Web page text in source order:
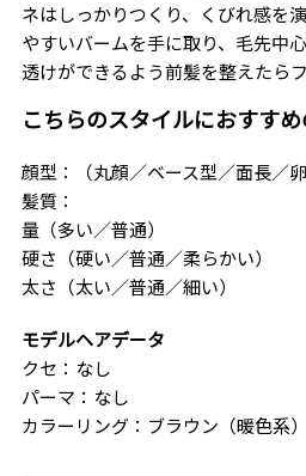
ネはしっかりつくり、くびれ感を
やすいバームを手に取り、毛先中
透けができるよう前髪を整えたら
こちらのスタイルにおすす
顔型：（丸顔／ベース型／面長／
髪質：
量（多い／普通）
硬さ（硬い／普通／柔らかい）
太さ（太い／普通／細い）
モデルヘアデータ
クセ：なし
パーマ：なし
カラーリング：ブラウン（暖色系）